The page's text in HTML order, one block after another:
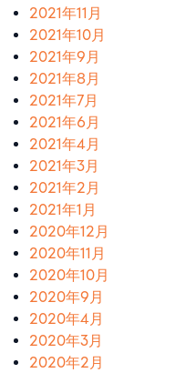
2021年11月
2021年10月
2021年9月
2021年8月
2021年7月
2021年6月
2021年4月
2021年3月
2021年2月
2021年1月
2020年12月
2020年11月
2020年10月
2020年9月
2020年4月
2020年3月
2020年2月